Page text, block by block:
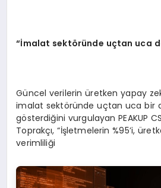
“İmalat sektöründe uçtan uca d
Güncel verilerin üretken yapay
imalat sektöründe uçtan uca bir
gösterdiğini vurgulayan PEAKUP
Toprakçı, “İşletmelerin %95’i,
verimliliği